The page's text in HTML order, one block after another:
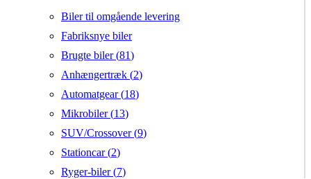
Biler til omgående levering
Fabriksnye biler
Brugte biler (81)
Anhængertræk (2)
Automatgear (18)
Mikrobiler (13)
SUV/Crossover (9)
Stationcar (2)
Ryger-biler (7)